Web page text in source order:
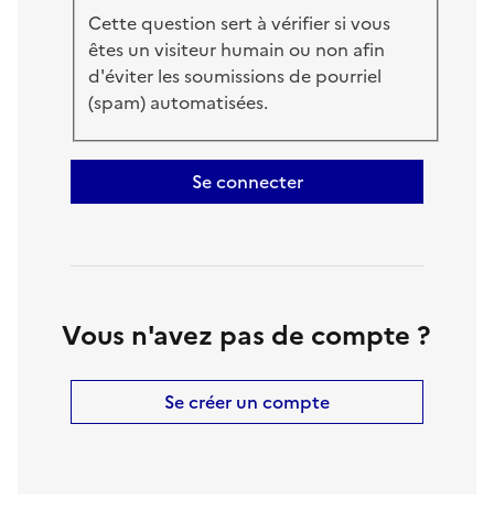
Cette question sert à vérifier si vous
êtes un visiteur humain ou non afin
d'éviter les soumissions de pourriel
(spam) automatisées.
Se connecter
Vous n'avez pas de compte ?
Se créer un compte